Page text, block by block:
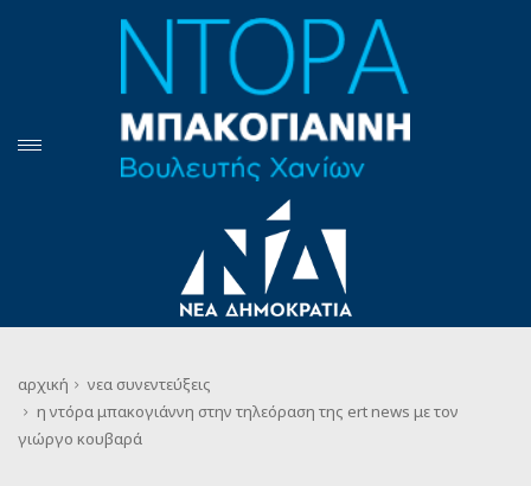
αρχική νεα συνεντεύξεις
η ντόρα μπακογιάννη στην τηλεόραση της ert news με τον
γιώργο κουβαρά